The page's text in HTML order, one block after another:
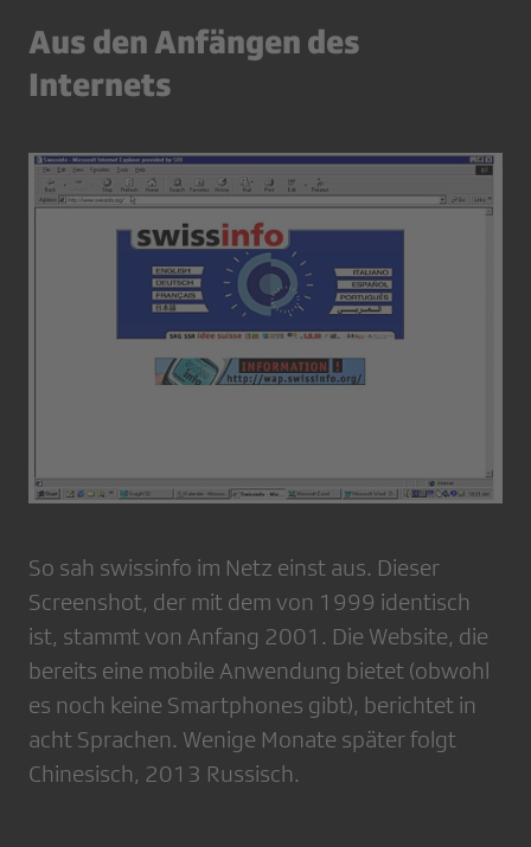
Aus den Anfängen des
Internets
So sah swissinfo im Netz einst aus. Dieser
Screenshot, der mit dem von 1999 identisch
ist, stammt von Anfang 2001. Die Website, die
bereits eine mobile Anwendung bietet (obwohl
es noch keine Smartphones gibt), berichtet in
acht Sprachen. Wenige Monate später folgt
Chinesisch, 2013 Russisch.